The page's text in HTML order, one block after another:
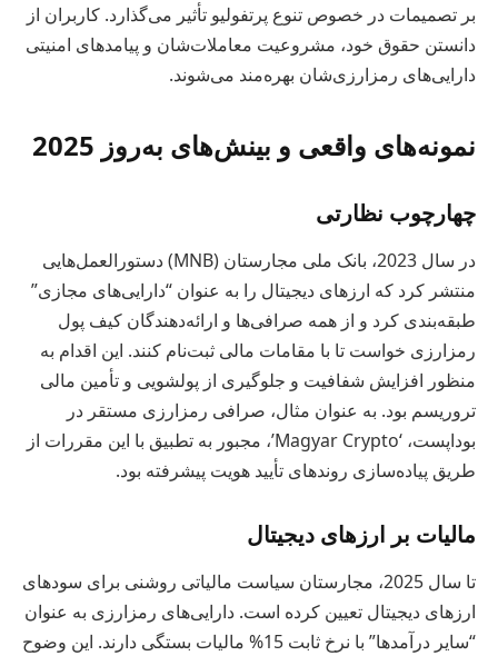
بر تصمیمات در خصوص تنوع پرتفولیو تأثیر می‌گذارد. کاربران از
دانستن حقوق خود، مشروعیت معاملات‌شان و پیامدهای امنیتی
دارایی‌های رمزارزی‌شان بهره‌مند می‌شوند.
نمونه‌های واقعی و بینش‌های به‌روز 2025
چهارچوب نظارتی
در سال 2023، بانک ملی مجارستان (MNB) دستورالعمل‌هایی
منتشر کرد که ارزهای دیجیتال را به عنوان “دارایی‌های مجازی”
طبقه‌بندی کرد و از همه صرافی‌ها و ارائه‌دهندگان کیف پول
رمزارزی خواست تا با مقامات مالی ثبت‌نام کنند. این اقدام به
منظور افزایش شفافیت و جلوگیری از پولشویی و تأمین مالی
تروریسم بود. به عنوان مثال، صرافی رمزارزی مستقر در
بوداپست، ‘Magyar Crypto’، مجبور به تطبیق با این مقررات از
طریق پیاده‌سازی روندهای تأیید هویت پیشرفته بود.
مالیات بر ارزهای دیجیتال
تا سال 2025، مجارستان سیاست مالیاتی روشنی برای سودهای
ارزهای دیجیتال تعیین کرده است. دارایی‌های رمزارزی به عنوان
“سایر درآمدها” با نرخ ثابت 15% مالیات بستگی دارند. این وضوح